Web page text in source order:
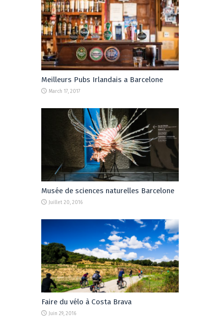
Meilleurs Pubs Irlandais a Barcelone
March 17, 2017
Musée de sciences naturelles Barcelone
Juillet 20, 2016
Faire du vélo à Costa Brava
Juin 29, 2016